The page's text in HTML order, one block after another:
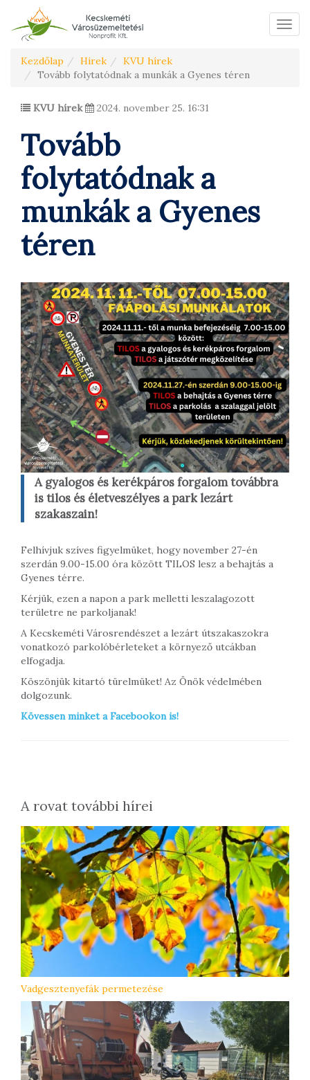
Menü
Kezdőlap Hírek
KVU hírek
Tovább folytatódnak a munkák a Gyenes téren
KVU hírek 2024. november 25. 16:31
Tovább
folytatódnak a
munkák a Gyenes
téren
A gyalogos és kerékpáros forgalom továbbra
is tilos és életveszélyes a park lezárt
szakaszain!
Felhívjuk szíves figyelmüket, hogy november 27-én
szerdán 9.00-15.00 óra között TILOS lesz a behajtás a
Gyenes térre.
Kérjük, ezen a napon a park melletti leszalagozott
területre ne parkoljanak!
A Kecskeméti Városrendészet a lezárt útszakaszokra
vonatkozó parkolóbérleteket a környező utcákban
elfogadja.
Köszönjük kitartó türelmüket! Az Önök védelmében
dolgozunk.
Kövessen minket a Facebookon is!
A rovat további hírei
Vadgesztenyefák permetezése